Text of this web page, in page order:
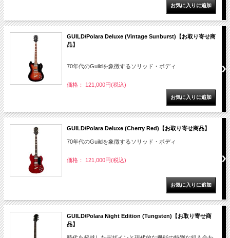
GUILD/Polara Deluxe (Vintage Sunburst)【お取り寄せ商
品】
70年代のGuildを象徴するソリッド・ボディ
価格： 121,000円(税込)
GUILD/Polara Deluxe (Cherry Red)【お取り寄せ商品】
70年代のGuildを象徴するソリッド・ボディ
価格： 121,000円(税込)
GUILD/Polara Night Edition (Tungsten)【お取り寄せ商
品】